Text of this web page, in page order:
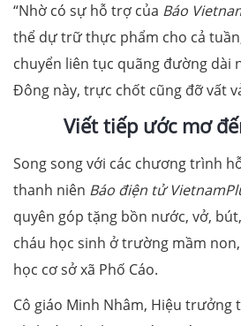
“Nhờ có sự hỗ trợ của Báo
thể dự trữ thực phẩm cho cả
chuyển liên tục quãng đường dài
Đông này, trực chốt cũng đỡ vất
Viết tiếp ước mơ
Song song với các chương trình
thanh niên Báo điện tử
quyên góp tặng bồn nước, vở,
cháu học sinh ở trường mầm
học cơ sở xã Phố Cáo.
Cô giáo Minh Nhâm, Hiệu trưởng